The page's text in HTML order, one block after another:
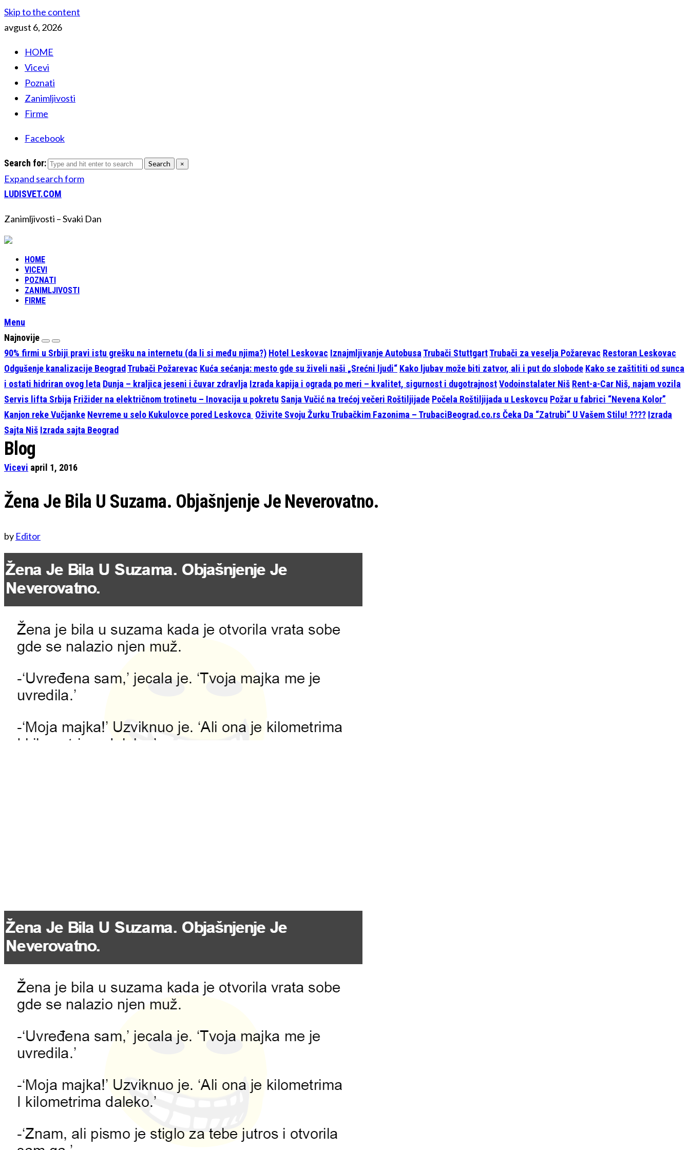
Skip to the content
avgust 6, 2026
HOME
Vicevi
Poznati
Zanimljivosti
Firme
Facebook
Search for: Search ×
Expand search form
LUDISVET.COM
Zanimljivosti – Svaki Dan
HOME
VICEVI
POZNATI
ZANIMLJIVOSTI
FIRME
Menu
Najnovije
90% firmi u Srbiji pravi istu grešku na internetu (da li si među njima?) Hotel Leskovac Iznajmljivanje Autobusa Trubači StuttgartTrubači za veselja Požarevac Restoran Leskovac
Odgušenje kanalizacije Beograd Trubači Požarevac Kuća sećanja: mesto gde su živeli naši „Srećni ljudi“ Kako ljubav može biti zatvor, ali i put do slobode Kako se zaštititi od sunca
i ostati hidriran ovog leta Dunja – kraljica jeseni i čuvar zdravlja Izrada kapija i ograda po meri – kvalitet, sigurnost i dugotrajnostVodoinstalater Niš Rent-a-Car Niš, najam vozila
Servis lifta Srbija Frižider na električnom trotinetu – Inovacija u pokretu Sanja Vučić na trećoj večeri Roštiljijade Počela Roštiljijada u Leskovcu Požar u fabrici “Nevena Kolor”
Kanjon reke Vučjanke Nevreme u selo Kukulovce pored Leskovca Oživite Svoju Žurku Trubačkim Fazonima – TrubaciBeograd.co.rs Čeka Da “Zatrubi” U Vašem Stilu! ???? Izrada
Sajta Niš Izrada sajta Beograd
Blog
Vicevi april 1, 2016
Žena Je Bila U Suzama. Objašnjenje Je Neverovatno.
by Editor